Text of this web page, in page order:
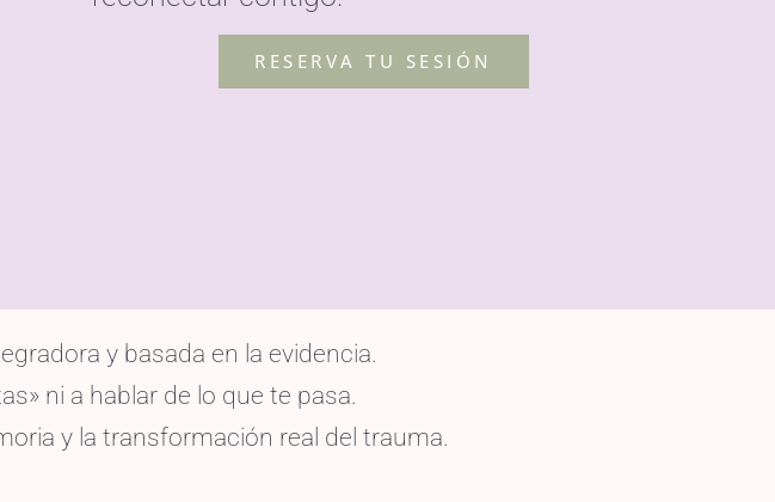
RESERVA TU SESIÓN
y basada en la evidencia.
ni a hablar de lo que te pasa.
y la transformación real del trauma.